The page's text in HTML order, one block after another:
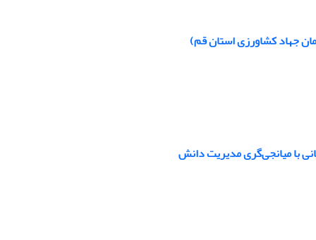
جهاد کشاورزی استان قم)
با میانجی‌گری مدیریت دانش